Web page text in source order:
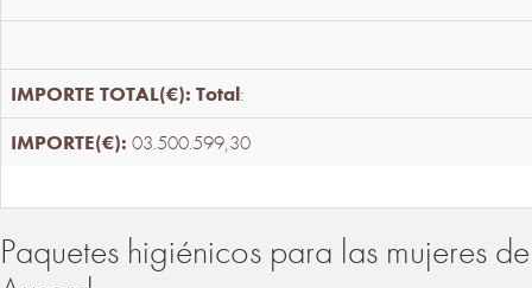
Total:
03.500.599,30
Paquetes higiénicos para las mujeres